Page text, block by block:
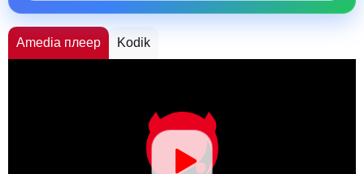
Amedia плеер Kodik